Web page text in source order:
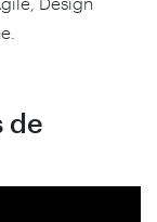
de